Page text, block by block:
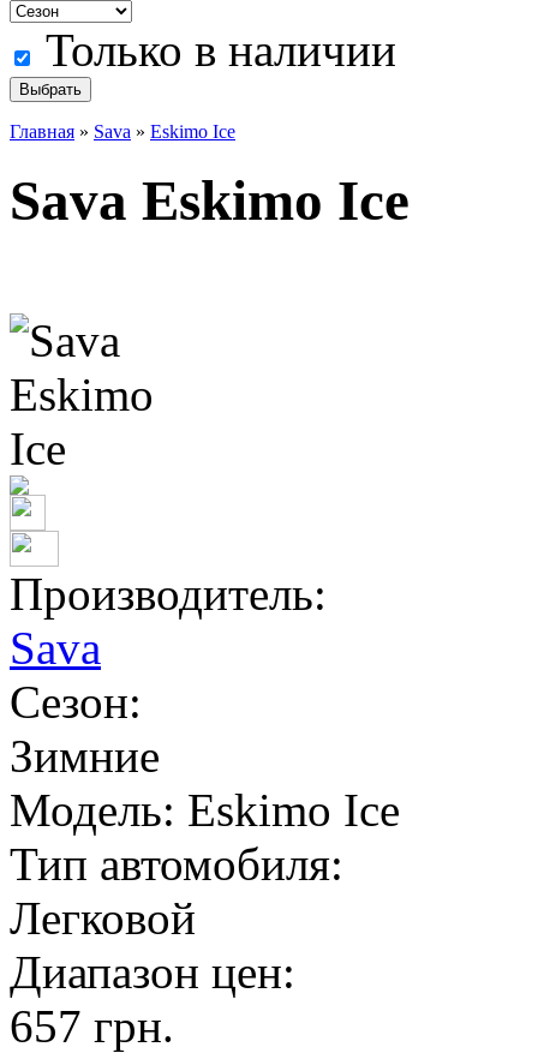
Только в наличии
Главная » Sava » Eskimo Ice
Sava Eskimo Ice
Производитель:
Sava
Сезон:
Зимние
Модель: Eskimo Ice
Тип автомобиля:
Легковой
Диапазон цен:
657 грн.